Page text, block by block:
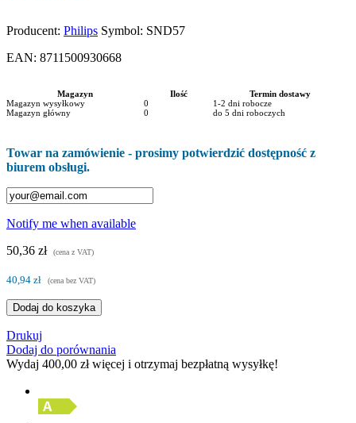
Producent: Philips Symbol: SND57
EAN: 8711500930668
Magazyn Ilość
Termin dostawy
Magazyn wysyłkowy
0
1-2 dni robocze
Magazyn główny
0 do 5 dni roboczych
Towar na zamówienie - prosimy potwierdzić dostępność z
biurem obsługi.
Notify me when available
50,36 zł
(cena z VAT)
40,94 zł (cena bez VAT)
Dodaj do koszyka
Drukuj
Dodaj do porównania
Wydaj 400,00 złwięcej i otrzymaj bezpłatną wysyłkę!